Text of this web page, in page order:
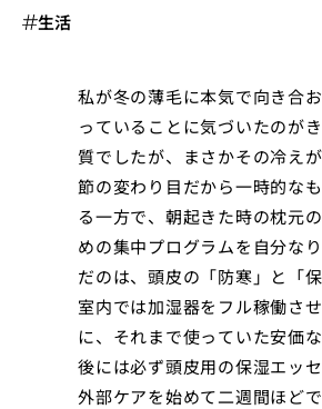
生活
私が冬の薄毛に本気で向き合
っていることに気づいたのが
質でしたが、まさかその冷え
節の変わり目だから一時的な
る一方で、朝起きた時の枕元
めの集中プログラムを自分な
だのは、頭皮の「防寒」と「
室内では加湿器をフル稼働さ
に、それまで使っていた安価
後には必ず頭皮用の保湿エッ
外部ケアを始めて二週間ほど